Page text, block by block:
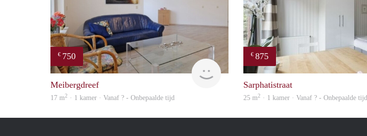
€ 750
Meibergdreef
17 m2 · 1 kamer · Vanaf ? - Onbepaalde tijd
€ 875
Sarphatistraat
25 m2 · 1 kamer · Vanaf ? - Onbepaalde tijd